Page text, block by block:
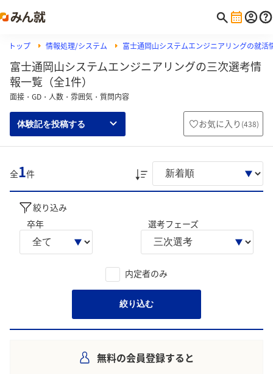
トップ 情報処理/システム 富士通岡山システムエンジニアリングの就活
富士通岡山システムエンジニアリングの三次選考情
報一覧（全1件）
面接・GD・人数・雰囲気・質問内容
体験記を投稿する お気に入り (438)
全1件
絞り込み
卒年
選考フェーズ
内定者のみ
絞り込む
無料の会員登録すると